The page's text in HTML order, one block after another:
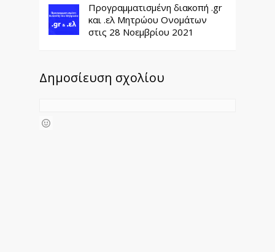
Προγραμματισμένη διακοπή .gr
και .ελ Μητρώου Ονομάτων
στις 28 Νοεμβρίου 2021
Δημοσίευση σχολίου